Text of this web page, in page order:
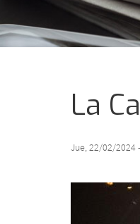
La
Jue, 22/02/2024